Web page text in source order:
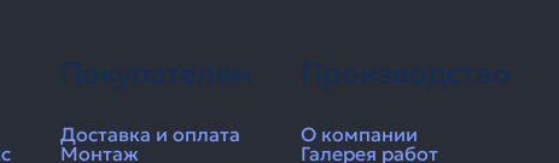
Покупателям
Доставка и оплата
Монтаж
Производство
О компании
Галерея работ